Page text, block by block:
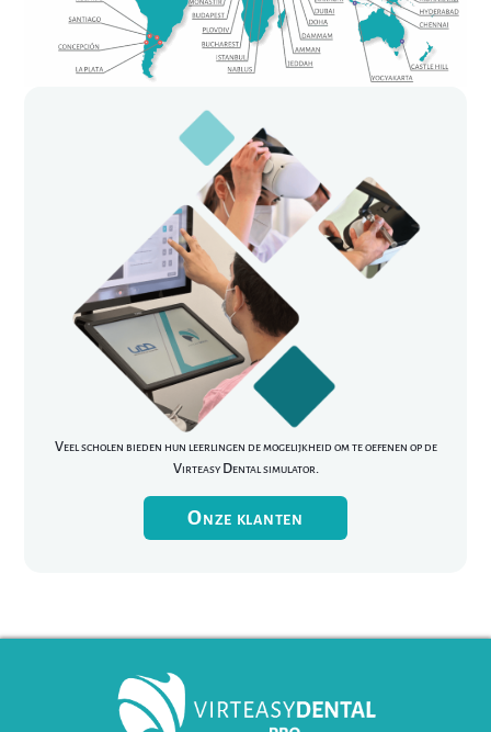
Veel scholen bieden hun leerlingen de mogelijkheid om te oefenen op de
Virteasy Dental simulator.
Onze klanten